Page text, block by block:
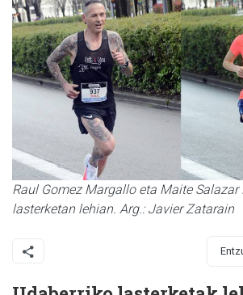
Raul Gomez Margallo eta Maite Salazar
lasterketan lehian. Arg.: Javier Zatarain